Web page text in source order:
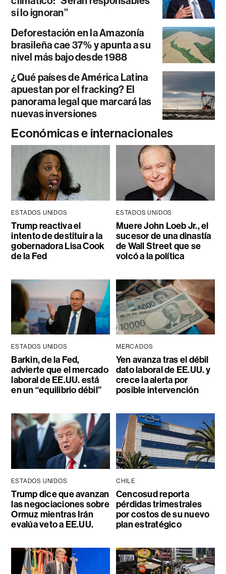
si lo ignoran”
Deforestación en la Amazonía
brasileña cae 37% y apunta a su
nivel más bajo desde 1988
¿Qué países de América Latina
apuestan por el fracking? El
panorama legal que marcará las
nuevas inversiones
Económicas e internacionales
ESTADOS UNIDOS
Trump reactiva el
intento de destituir a la
gobernadora Lisa Cook
de la Fed
ESTADOS UNIDOS
Muere John Loeb Jr., el
sucesor de una dinastía
de Wall Street que se
volcó a la política
ESTADOS UNIDOS
Barkin, de la Fed,
advierte que el mercado
laboral de EE.UU. está
en un “equilibrio débil”
MERCADOS
Yen avanza tras el débil
dato laboral de EE.UU. y
crece la alerta por
posible intervención
ESTADOS UNIDOS
Trump dice que avanzan
las negociaciones sobre
Ormuz mientras Irán
evalúa veto a EE.UU.
CHILE
Cencosud reporta
pérdidas trimestrales
por costos de su nuevo
plan estratégico